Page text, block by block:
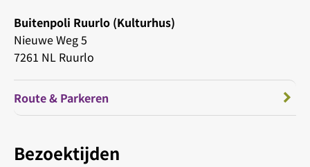
Buitenpoli Ruurlo (Kulturhus)
Nieuwe Weg 5
7261 NL Ruurlo
Route & Parkeren
Bezoektijden